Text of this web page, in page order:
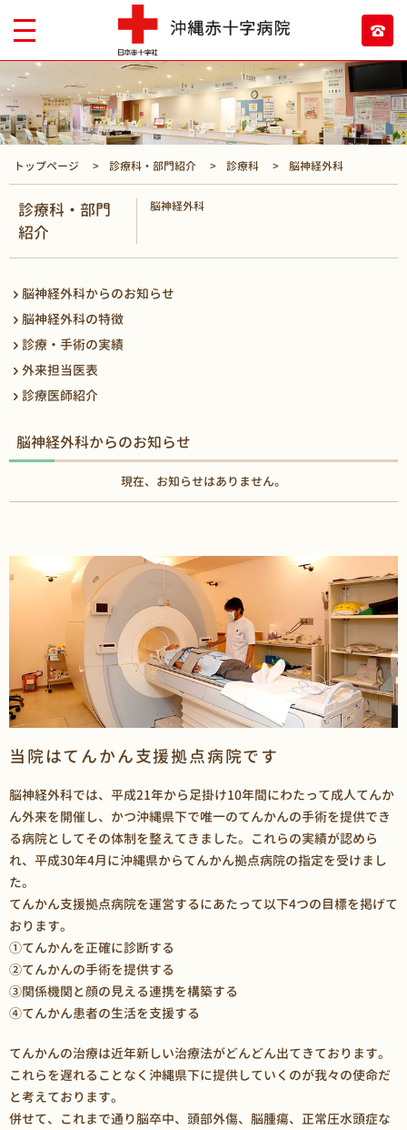
トップページ 診療科・部門紹介 診療科 脳神経外科
診療科・部門
紹介
脳神経外科
脳神経外科からのお知らせ
脳神経外科の特徴
診療・手術の実績
外来担当医表
診療医師紹介
脳神経外科からのお知らせ
現在、お知らせはありません。
当院はてんかん支援拠点病院です
脳神経外科では、平成21年から足掛け10年間にわたって成人てんか
ん外来を開催し、かつ沖縄県下で唯一のてんかんの手術を提供でき
る病院としてその体制を整えてきました。これらの実績が認めら
れ、平成30年4月に沖縄県からてんかん拠点病院の指定を受けまし
た。
てんかん支援拠点病院を運営するにあたって以下4つの目標を掲げて
おります。
①てんかんを正確に診断する
②てんかんの手術を提供する
③関係機関と顔の見える連携を構築する
④てんかん患者の生活を支援する
てんかんの治療は近年新しい治療法がどんどん出てきております。
これらを遅れることなく沖縄県下に提供していくのが我々の使命だ
と考えております。
併せて、これまで通り脳卒中、頭部外傷、脳腫瘍、正常圧水頭症な